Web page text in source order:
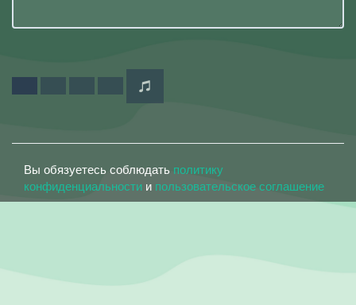
Вы обязуетесь соблюдать политику
конфиденциальности и пользовательское соглашение